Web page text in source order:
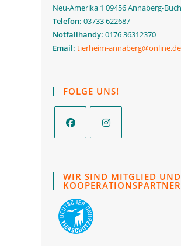
Neu-Amerika 1 09456 Annaberg-
Telefon: 03733 622687
Notfallhandy: 0176 36312370
Email: tierheim-annaberg@online.de
FOLGE UNS!
a
new
tab
a
new
tab
WIR SIND MITGLIED UND